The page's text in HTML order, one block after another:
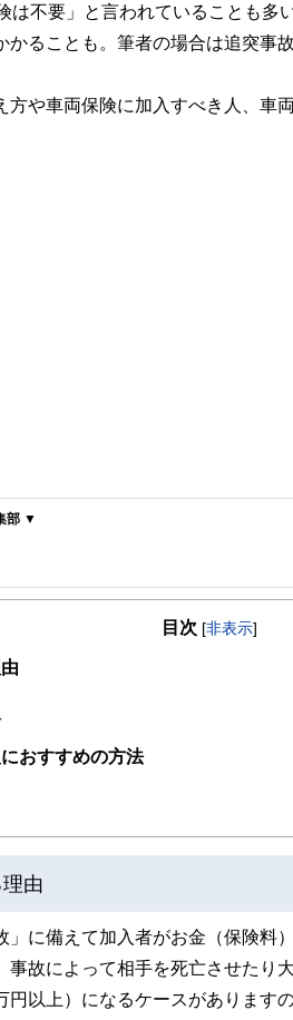
は不要」と言われていることも多
ることも。筆者の場合は追突事
や車両保険に加入すべき人、車
部 ▼
済に関する記事を、日々の暮らしにどのよ
に関わることで、読者目線のコンテンツを追
ンシャルプランナー、弁護士、税理士、宅
、行政書士、投資アナリスト、キャリアコン
アイデアを提供するお金のコンシェルジュを
目次 [非表示]
おすすめの方法
由
」に備えて加入者がお金（保険料
事故によって相手を死亡させたり
以上）になるケースがあります